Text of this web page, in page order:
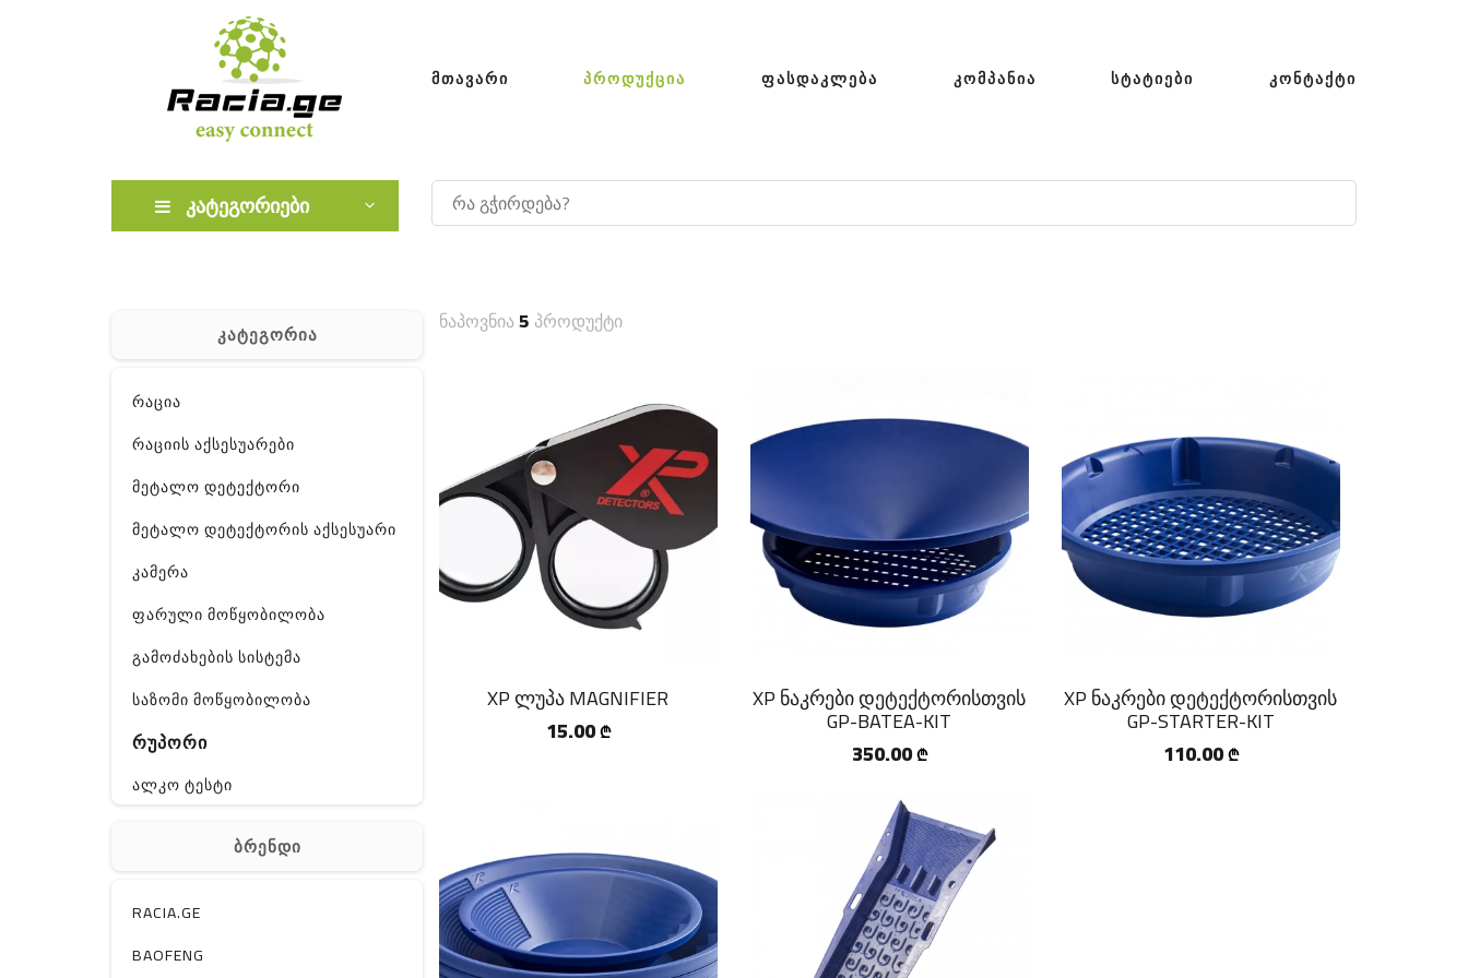
ᲛᲗᲐᲕᲐᲠᲘ ᲞᲠᲝᲓᲣᲥᲪᲘᲐ ᲤᲐᲡᲓᲐᲙᲚᲔᲑᲐ ᲙᲝᲛᲞᲐᲜᲘᲐ ᲡᲢᲐᲢᲘᲔᲑᲘ ᲙᲝᲜᲢᲐᲥᲢᲘ
კატეგორიები
კატეგორია
რაცია
რაციის აქსესუარები
მეტალო დეტექტორი
მეტალო დეტექტორის აქსესუარი
კამერა
ფარული მოწყობილობა
გამოძახების სისტემა
საზომი მოწყობილობა
რუპორი
ალკო ტესტი
ელ. მოწყობილობები
მაგნიტი
ბრენდი
RACIA.GE
BAOFENG
ნაპოვნია5 პროდუქტი
XP ლუპა MAGNIFIER
15.00 ₾
XP ნაკრები დეტექტორისთვის
GP-BATEA-KIT
350.00 ₾
XP ნაკრები დეტექტორისთვის
GP-STARTER-KIT
110.00 ₾